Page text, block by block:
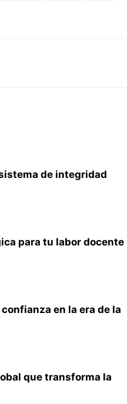
de integridad
para tu labor docente
en la era de la
que transforma la